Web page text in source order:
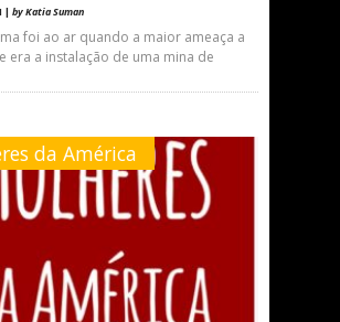
| by Katia Suman
foi ao ar quando a maior ameaça a
era a instalação de uma mina de
da América